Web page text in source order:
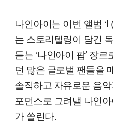
나인아이는 이번 앨범 ‘I
는 스토리텔링이 담긴
듣는 ‘나인아이 팝’ 장
던 많은 글로벌 팬들을
솔직하고 자유로운 음
포먼스로 그려낼 나인
가 쏠린다.